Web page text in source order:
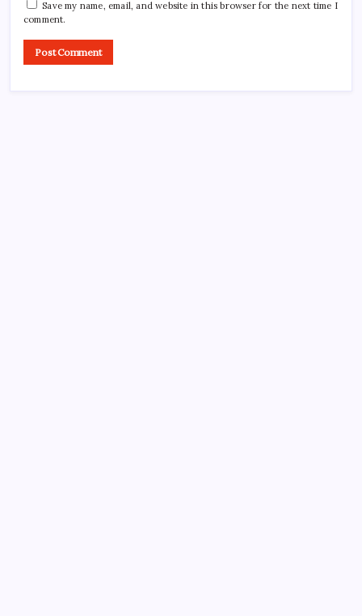
Save my name, email, and website in this browser for the next time I
comment.